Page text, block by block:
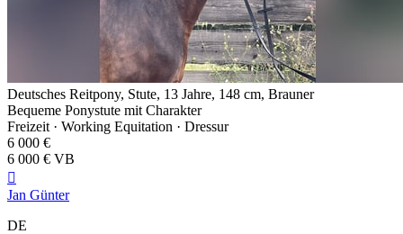
Deutsches Reitpony, Stute, 13 Jahre, 148 cm, Brauner
Bequeme Ponystute mit Charakter
Freizeit · Working Equitation · Dressur
6 000 €
6 000 € VB

Jan Günter
DE